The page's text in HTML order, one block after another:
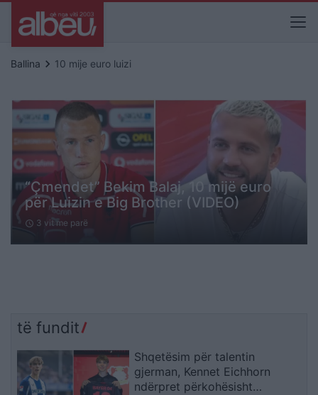
Ballina keyboard_arrow_right 10 mije euro luizi
“Çmendet” Bekim Balaj, 10 mijë euro
për Luizin e Big Brother (VIDEO)
schedule 3 vit me parë
të fundit
Shqetësim për talentin
gjerman, Kennet Eichhorn
ndërpret përkohësisht